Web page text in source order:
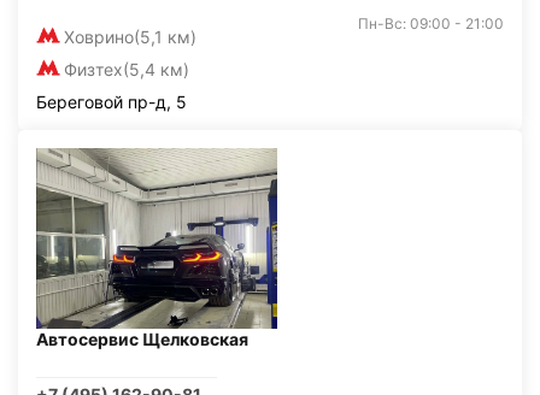
Ховрино(5,1 км)
Физтех(5,4 км)
Пн-Вс: 09:00 - 21:00
Береговой пр-д, 5
Автосервис Щелковская